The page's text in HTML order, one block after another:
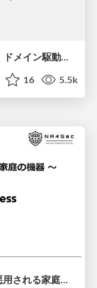
16 5.5k
侵入は突然に 〜 IoTマルウェアと悪用される家庭の機器 ～ / When Intrusion Strikes: IoT Malware and the Abuse of Home Devices